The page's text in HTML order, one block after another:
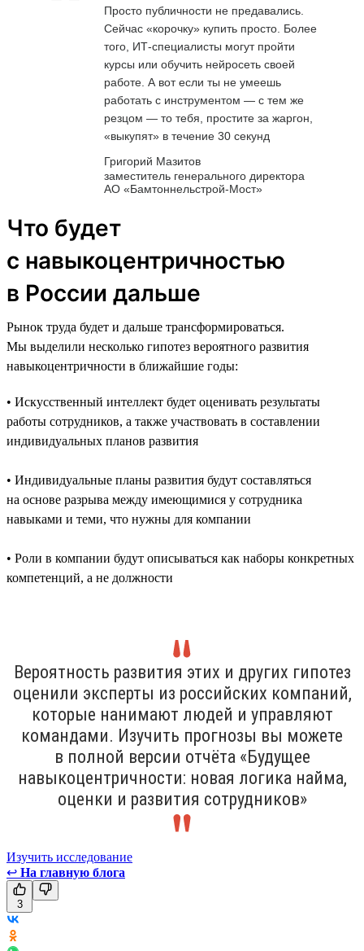
Просто публичности не предавались.
Сейчас «корочку» купить просто. Более
того, ИТ-специалисты могут пройти
курсы или обучить нейросеть своей
работе. А вот если ты не умеешь
работать с инструментом — с тем же
резцом — то тебя, простите за жаргон,
«выкупят» в течение 30 секунд
Григорий Мазитов
заместитель генерального директора
АО «Бамтоннельстрой-Мост»
Что будет
с навыкоцентричностью
в России дальше
Рынок труда будет и дальше трансформироваться.
Мы выделили несколько гипотез вероятного развития
навыкоцентричности в ближайшие годы:
• Искусственный интеллект будет оценивать результаты
работы сотрудников, а также участвовать в составлении
индивидуальных планов развития
• Индивидуальные планы развития будут составляться
на основе разрыва между имеющимися у сотрудника
навыками и теми, что нужны для компании
• Роли в компании будут описываться как наборы конкретных
компетенций, а не должности
Вероятность развития этих и других гипотез
оценили эксперты из российских компаний,
которые нанимают людей и управляют
командами. Изучить прогнозы вы можете
в полной версии отчёта «Будущее
навыкоцентричности: новая логика найма,
оценки и развития сотрудников»
Изучить исследование
↩ На главную блога
3